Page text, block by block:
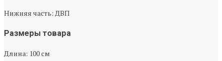
Нижняя часть: ДВП
Размеры товара
Длина: 100 см